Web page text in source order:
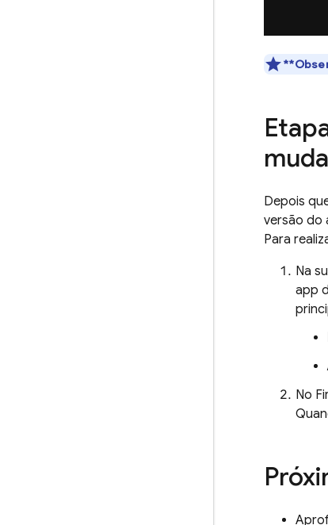
Depois
versão do
Para
Na
app
No